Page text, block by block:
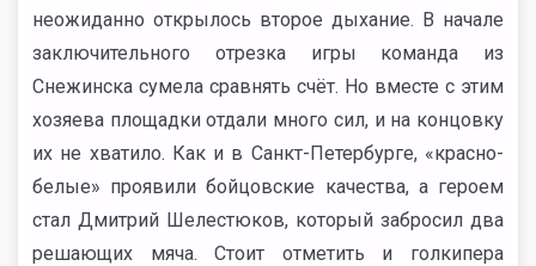
неожиданно открылось второе дыхание. В начале
заключительного отрезка игры команда из
Снежинска сумела сравнять счёт. Но вместе с этим
хозяева площадки отдали много сил, и на концовку
их не хватило. Как и в Санкт-Петербурге, «красно-
белые» проявили бойцовские качества, а героем
стал Дмитрий Шелестюков, который забросил два
решающих мяча. Стоит отметить и голкипера